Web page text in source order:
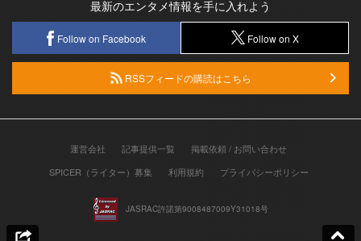
最新のエンタメ情報を手に入れよう
Follow on Facebook Follow on X
RSSフィードの購読はこちら
運営会社 記事提供一覧
掲載依頼 / お問い合わせ
SPICER（ライター）募集
利用規約 プライバシーポリシー
JASRAC許諾第9008487009Y31018号